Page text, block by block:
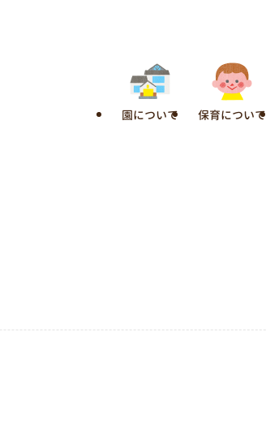
園について 保育について